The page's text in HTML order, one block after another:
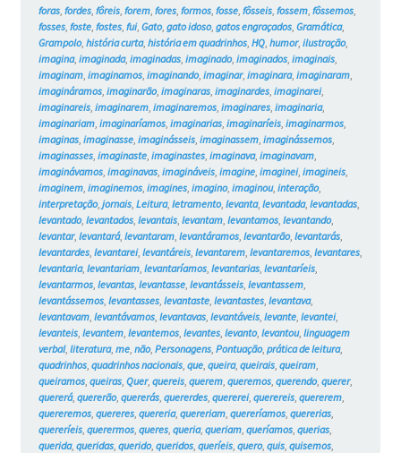
foras, fordes, fôreis, forem, fores, formos, fosse, fôsseis, fossem, fôssemos,
fosses, foste, fostes, fui, Gato, gato idoso, gatos engraçados, Gramática,
Grampolo, história curta, história em quadrinhos, HQ, humor, ilustração,
imagina, imaginada, imaginadas, imaginado, imaginados, imaginais,
imaginam, imaginamos, imaginando, imaginar, imaginara, imaginaram,
imagináramos, imaginarão, imaginaras, imaginardes, imaginarei,
imaginareis, imaginarem, imaginaremos, imaginares, imaginaria,
imaginariam, imaginaríamos, imaginarias, imaginaríeis, imaginarmos,
imaginas, imaginasse, imaginásseis, imaginassem, imaginássemos,
imaginasses, imaginaste, imaginastes, imaginava, imaginavam,
imaginávamos, imaginavas, imagináveis, imagine, imaginei, imagineis,
imaginem, imaginemos, imagines, imagino, imaginou, interação,
interpretação, jornais, Leitura, letramento, levanta, levantada, levantadas,
levantado, levantados, levantais, levantam, levantamos, levantando,
levantar, levantará, levantaram, levantáramos, levantarão, levantarás,
levantardes, levantarei, levantáreis, levantarem, levantaremos, levantares,
levantaria, levantariam, levantaríamos, levantarias, levantaríeis,
levantarmos, levantas, levantasse, levantásseis, levantassem,
levantássemos, levantasses, levantaste, levantastes, levantava,
levantavam, levantávamos, levantavas, levantáveis, levante, levantei,
levanteis, levantem, levantemos, levantes, levanto, levantou, linguagem
verbal, literatura, me, não, Personagens, Pontuação, prática de leitura,
quadrinhos, quadrinhos nacionais, que, queira, queirais, queiram,
queiramos, queiras, Quer, quereis, querem, queremos, querendo, querer,
quererá, quererão, quererás, quererdes, quererei, querereis, quererem,
quereremos, quereres, quereria, quereriam, quereríamos, quererias,
quereríeis, querermos, queres, queria, queriam, queríamos, querias,
querida, queridas, querido, queridos, queríeis, quero, quis, quisemos,